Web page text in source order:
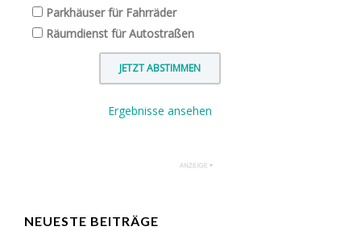
Parkhäuser für Fahrräder
Räumdienst für Autostraßen
Ergebnisse ansehen
NEUESTE BEITRÄGE